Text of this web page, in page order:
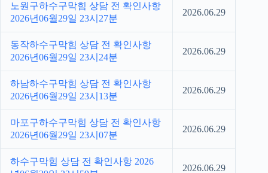
노원구하수구막힘 상담 전 확인사항
2026년06월29일 23시27분
2026.06.29
동작하수구막힘 상담 전 확인사항
2026년06월29일 23시24분
2026.06.29
하남하수구막힘 상담 전 확인사항
2026년06월29일 23시13분
2026.06.29
마포구하수구막힘 상담 전 확인사항
2026년06월29일 23시07분
2026.06.29
하수구막힘 상담 전 확인사항 2026
2026.06.29